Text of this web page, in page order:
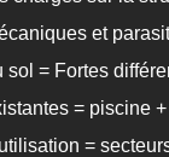
et
sol = Fortes
= piscine
=